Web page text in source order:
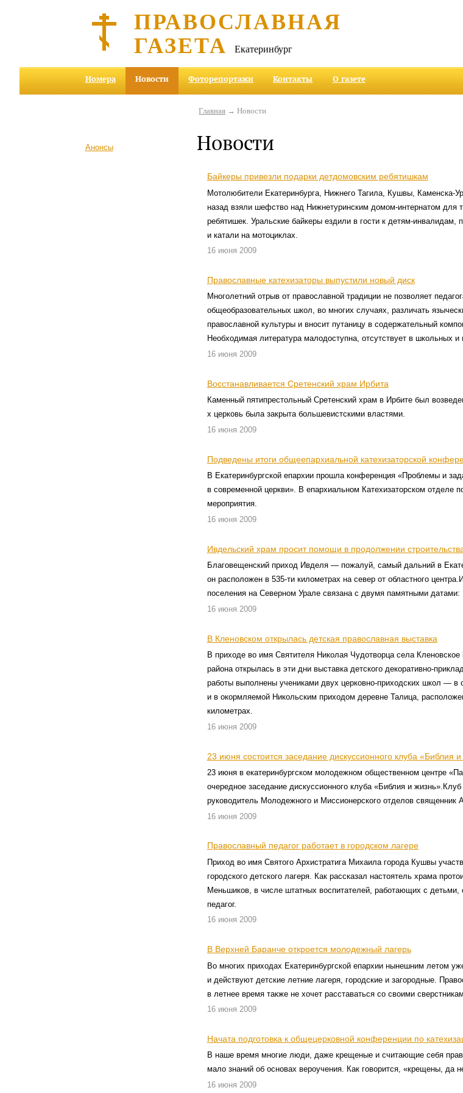
ПРАВОСЛАВНАЯ
ГАЗЕТА Екатеринбург
Номера Новости Фоторепортажи Контакты О газете
Анонсы
Главная → Новости
Новости
Байкеры привезли подарки детдомовским ребятишкам
Мотолюбители Екатеринбурга, Нижнего Тагила, Кушвы, Каменска-
назад взяли шефство над Нижнетуринским домом-интернатом для
ребятишек. Уральские байкеры ездили в гости к детям-инвалидам,
и катали на мотоциклах.
16 июня 2009
Православные катехизаторы выпустили новый диск
Многолетний отрыв от православной традиции не позволяет
общеобразовательных школ, во многих случаях, различать
православной культуры и вносит путаницу в содержательный
Необходимая литература малодоступна, отсутствует в школьных и
16 июня 2009
Восстанавливается Сретенский храм Ирбита
Каменный пятипрестольный Сретенский храм в Ирбите был
х церковь была закрыта большевистскими властями.
16 июня 2009
Подведены итоги общеепархиальной катехизаторской
В Екатеринбургской епархии прошла конференция «Проблемы и
в современной церкви». В епархиальном Катехизаторском отделе
мероприятия.
16 июня 2009
Ивдельский храм просит помощи в продолжении
Благовещенский приход Ивделя — пожалуй, самый дальний в
он расположен в 535-ти километрах на север от областного
поселения на Северном Урале связана с двумя памятными датами:
16 июня 2009
В Кленовском открылась детская православная выставка
В приходе во имя Святителя Николая Чудотворца села Кленовское
района открылась в эти дни выставка детского декоративно-
работы выполнены учениками двух церковно-приходских школ — в
и в окормляемой Никольским приходом деревне Талица,
километрах.
16 июня 2009
23 июня состоится заседание дискуссионного клуба «Библия
23 июня в екатеринбургском молодежном общественном центре
очередное заседание дискуссионного клуба «Библия и жизнь».Клуб
руководитель Молодежного и Миссионерского отделов священник
16 июня 2009
Православный педагог работает в городском лагере
Приход во имя Святого Архистратига Михаила города Кушвы
городского детского лагеря. Как рассказал настоятель храма
Меньшиков, в числе штатных воспитателей, работающих с детьми,
педагог.
16 июня 2009
В Верхней Баранче откроется молодежный лагерь
Во многих приходах Екатеринбургской епархии нынешним летом
и действуют детские летние лагеря, городские и загородные.
в летнее время также не хочет расставаться со своими
16 июня 2009
Начата подготовка к общецерковной конференции по
В наше время многие люди, даже крещеные и считающие себя
мало знаний об основах вероучения. Как говорится, «крещены, да
16 июня 2009